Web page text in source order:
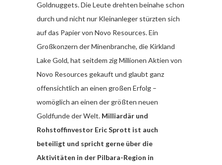
Goldnuggets. Die Leute drehten beinahe schon
durch und nicht nur Kleinanleger stürzten sich
auf das Papier von Novo Resources. Ein
Großkonzern der Minenbranche, die Kirkland
Lake Gold, hat seitdem zig Millionen Aktien von
Novo Resources gekauft und glaubt ganz
offensichtlich an einen großen Erfolg –
womöglich an einen der größten neuen
Goldfunde der Welt. Milliardär und
Rohstoffinvestor Eric Sprott ist auch
beteiligt und spricht gerne über die
Aktivitäten in der Pilbara-Region in